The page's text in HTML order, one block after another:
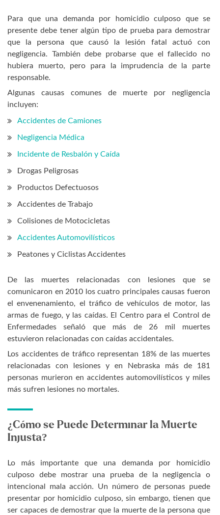
Para que una demanda por homicidio culposo que se
presente debe tener algún tipo de prueba para demostrar
que la persona que causó la lesión fatal actuó con
negligencia. También debe probarse que el fallecido no
hubiera muerto, pero para la imprudencia de la parte
responsable.
Algunas causas comunes de muerte por negligencia
incluyen:
Accidentes de Camiones
Negligencia Médica
Incidente de Resbalón y Caída
Drogas Peligrosas
Productos Defectuosos
Accidentes de Trabajo
Colisiones de Motocicletas
Accidentes Automovilísticos
Peatones y Ciclistas Accidentes
De las muertes relacionadas con lesiones que se
comunicaron en 2010 los cuatro principales causas fueron
el envenenamiento, el tráfico de vehículos de motor, las
armas de fuego, y las caídas. El Centro para el Control de
Enfermedades señaló que más de 26 mil muertes
estuvieron relacionadas con caídas accidentales.
Los accidentes de tráfico representan 18% de las muertes
relacionadas con lesiones y en Nebraska más de 181
personas murieron en accidentes automovilísticos y miles
más sufren lesiones no mortales.
¿Cómo se Puede Determinar la Muerte
Injusta?
Lo más importante que una demanda por homicidio
culposo debe mostrar una prueba de la negligencia o
intencional mala acción. Un número de personas puede
presentar por homicidio culposo, sin embargo, tienen que
ser capaces de demostrar que la muerte de la persona que